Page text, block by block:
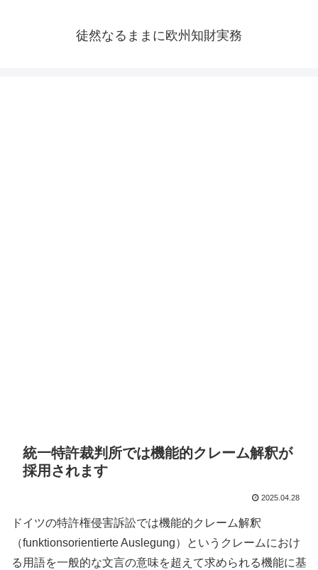
徒然なるままに欧州知財実務
統一特許裁判所では機能的クレーム解釈が
採用されます
2025.04.28
ドイツの特許権侵害訴訟では機能的クレーム解釈
（funktionsorientierte Auslegung）というクレームにおけ
る用語を一般的な文言の意味を超えて求められる機能に基